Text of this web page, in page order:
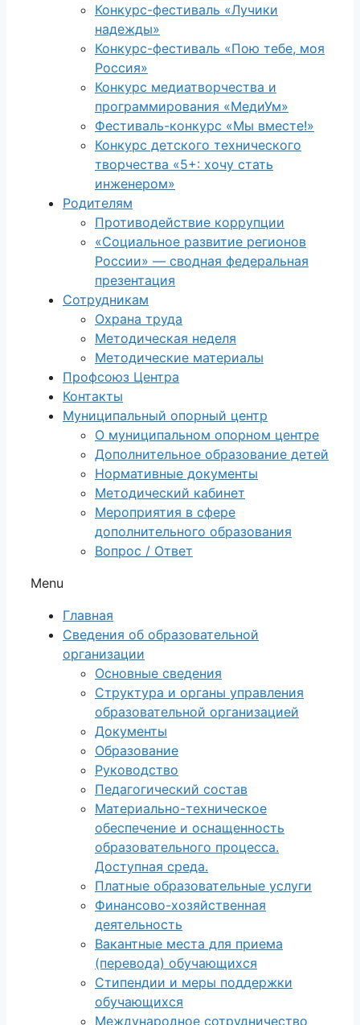
Конкурс-фестиваль «Лучики
надежды»
Конкурс-фестиваль «Пою тебе, моя
Россия»
Конкурс медиатворчества и
программирования «МедиУм»
Фестиваль-конкурс «Мы вместе!»
Конкурс детского технического
творчества «5+: хочу стать
инженером»
Родителям
Противодействие коррупции
«Социальное развитие регионов
России» — сводная федеральная
презентация
Сотрудникам
Охрана труда
Методическая неделя
Методические материалы
Профсоюз Центра
Контакты
Муниципальный опорный центр
О муниципальном опорном центре
Дополнительное образование детей
Нормативные документы
Методический кабинет
Мероприятия в сфере
дополнительного образования
Вопрос / Ответ
Menu
Главная
Сведения об образовательной
организации
Основные сведения
Структура и органы управления
образовательной организацией
Документы
Образование
Руководство
Педагогический состав
Материально-техническое
обеспечение и оснащенность
образовательного процесса.
Доступная среда.
Платные образовательные услуги
Финансово-хозяйственная
деятельность
Вакантные места для приема
(перевода) обучающихся
Стипендии и меры поддержки
обучающихся
Международное сотрудничество